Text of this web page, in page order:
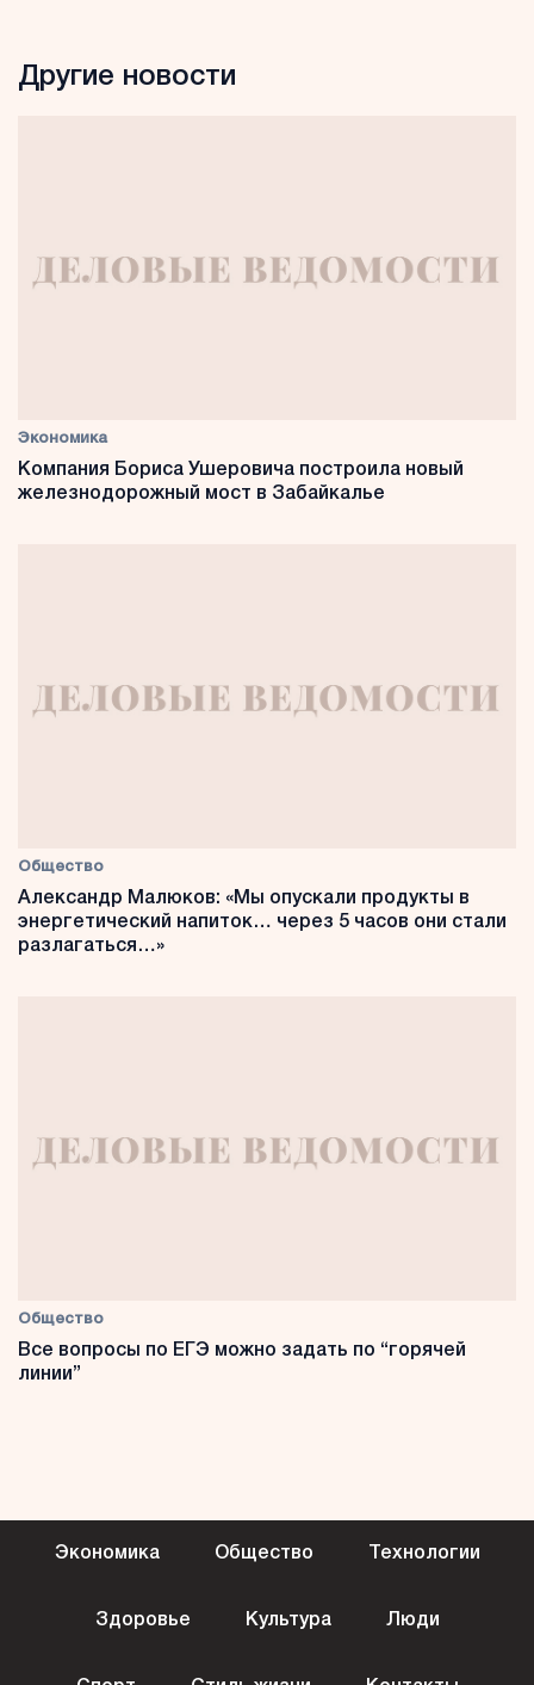
Другие новости
Экономика
Компания Бориса Ушеровича построила новый
железнодорожный мост в Забайкалье
Общество
Александр Малюков: «Мы опускали продукты в
энергетический напиток… через 5 часов они стали
разлагаться…»
Общество
Все вопросы по ЕГЭ можно задать по “горячей
линии”
Экономика Общество Технологии
Здоровье Культура Люди